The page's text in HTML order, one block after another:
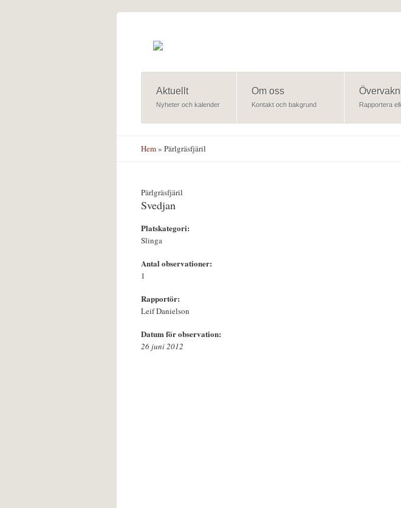
Aktuellt
Nyheter och kalender
Om oss
Kontakt och bakgrund Rapportera
Hem» Pärlgräsfjäril
Pärlgräsfjäril
Svedjan
Platskategori:
Slinga
Antal observationer:
1
Rapportör:
Leif Danielson
Datum för observation:
26 juni 2012